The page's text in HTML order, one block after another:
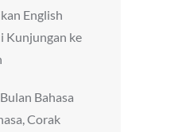
English
Kunjungan ke
Bahasa
Corak